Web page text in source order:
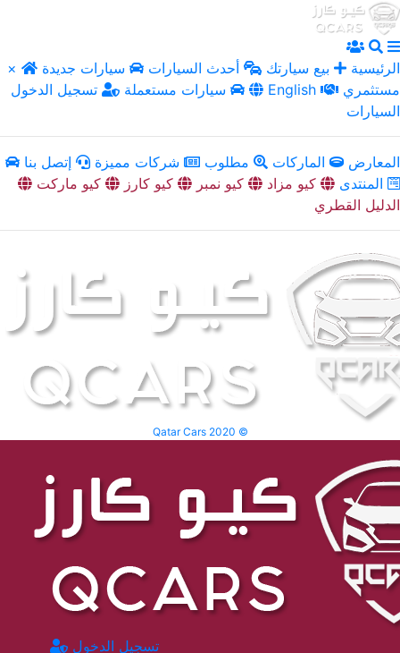
× الرئيسية بيع سيارتك أحدث السيارات
سيارات جديدة
سيارات مستعملة
تسجيل الدخول English
السيارات
المعارض الماركات مطلوب شركات مميزة
إتصل بنا
المنتدى
كيو مزاد كيو نمبر كيو كارز
كيو ماركت
الدليل القطري
Qatar Cars 2020 ©
تسجيل الدخول